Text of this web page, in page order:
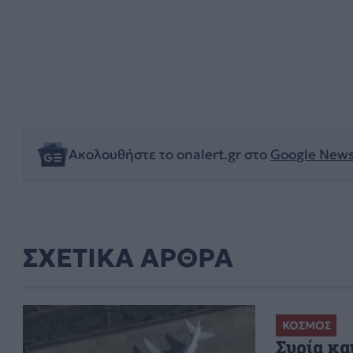
Ακολουθήστε το onalert.gr στο Google
ΣΧΕΤΙΚΑ ΑΡΘΡΑ
ΚΟΣΜΟΣ
Συρία